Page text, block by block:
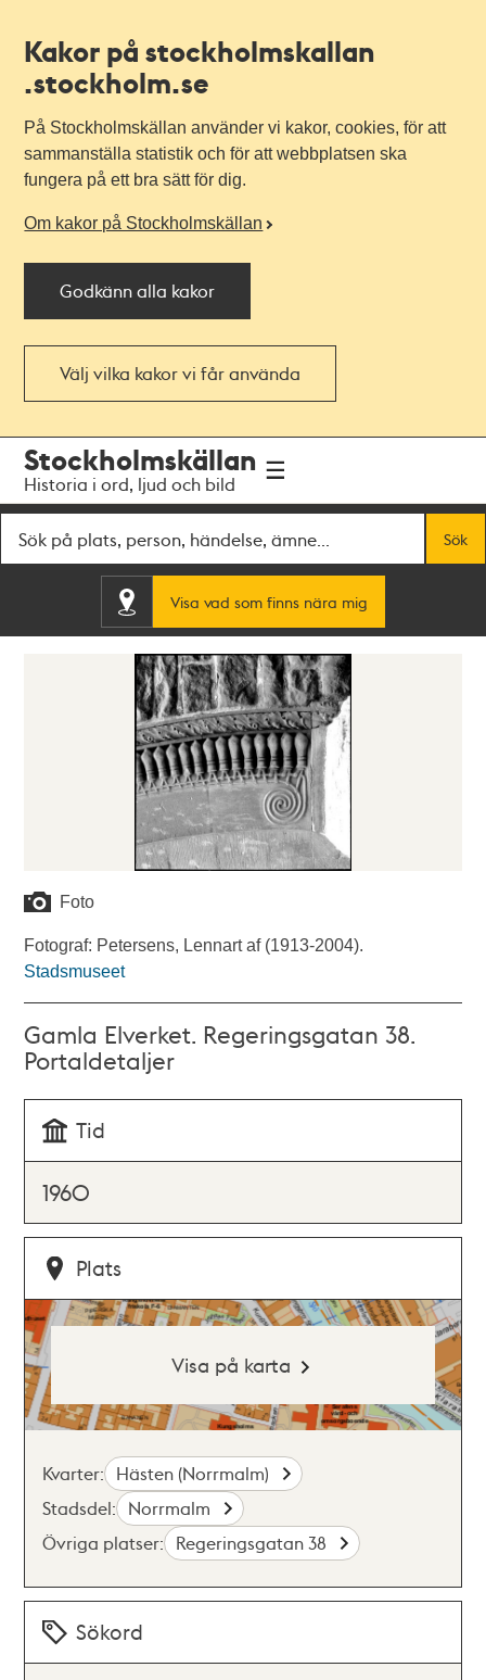
Kakor på stockholmskallan
.stockholm.se
På Stockholmskällan använder vi kakor, cookies, för att
sammanställa statistik och för att webbplatsen ska
fungera på ett bra sätt för dig.
Om kakor på Stockholmskällan
Godkänn alla kakor
Välj vilka kakor vi får använda
navigationen
huvudinnehållet
Stockholmskällan
Historia i ord, ljud och bild
Sök
Visa vad som finns nära mig
Foto
Fotograf: Petersens, Lennart af (1913-2004).
Stadsmuseet
Gamla Elverket. Regeringsgatan 38.
Portaldetaljer
Tid
1960
Plats
Visa på karta
Kvarter: Hästen (Norrmalm)
Stadsdel: Norrmalm
Övriga platser: Regeringsgatan 38
Sökord